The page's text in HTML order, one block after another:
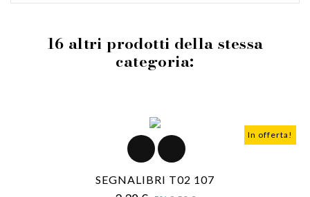
16 altri prodotti della stessa
categoria:
In offerta!
SEGNALIBRI T02 107